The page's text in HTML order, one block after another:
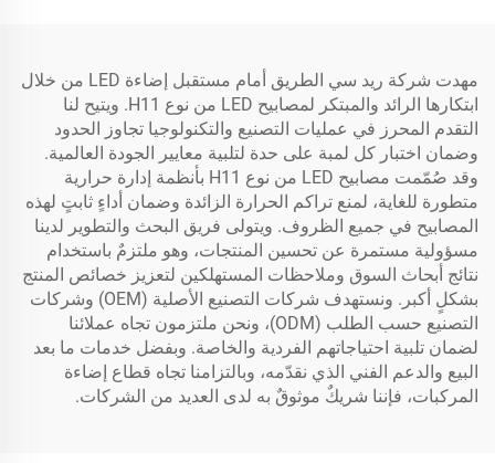
مهدت شركة ريد سي الطريق أمام مستقبل إضاءة LED من خلال
ابتكارها الرائد والمبتكر لمصابيح LED من نوع H11. ويتيح لنا
التقدم المحرز في عمليات التصنيع والتكنولوجيا تجاوز الحدود
وضمان اختبار كل لمبة على حدة لتلبية معايير الجودة العالمية.
وقد صُمّمت مصابيح LED من نوع H11 بأنظمة إدارة حرارية
متطورة للغاية، لمنع تراكم الحرارة الزائدة وضمان أداءٍ ثابتٍ لهذه
المصابيح في جميع الظروف. ويتولى فريق البحث والتطوير لدينا
مسؤولية مستمرة عن تحسين المنتجات، وهو ملتزمٌ باستخدام
نتائج أبحاث السوق وملاحظات المستهلكين لتعزيز خصائص المنتج
بشكلٍ أكبر. ونستهدف شركات التصنيع الأصلية (OEM) وشركات
التصنيع حسب الطلب (ODM)، ونحن ملتزمون تجاه عملائنا
لضمان تلبية احتياجاتهم الفردية والخاصة. وبفضل خدمات ما بعد
البيع والدعم الفني الذي نقدّمه، وبالتزامنا تجاه قطاع إضاءة
المركبات، فإننا شريكٌ موثوقٌ به لدى العديد من الشركات.